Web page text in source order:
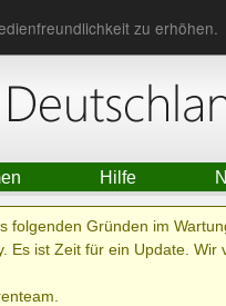
zu erhöhen.
Hilfe
folgenden Gründen im
Es ist Zeit für ein Update.